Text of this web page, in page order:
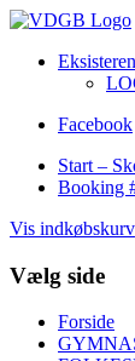
Facebook
Start –
Booking
Vis indkøbskurv
Vælg side
Forside